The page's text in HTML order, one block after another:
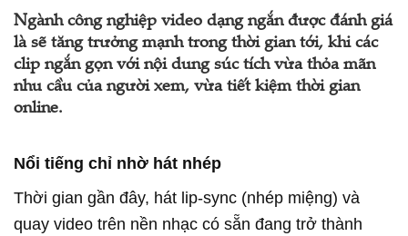
Ngành công nghiệp video dạng ngắn được đánh giá
là sẽ tăng trưởng mạnh trong thời gian tới, khi các
clip ngắn gọn với nội dung súc tích vừa thỏa mãn
nhu cầu của người xem, vừa tiết kiệm thời gian
online.
Nổi tiếng chỉ nhờ hát nhép
Thời gian gần đây, hát lip-sync (nhép miệng) và
quay video trên nền nhạc có sẵn đang trở thành